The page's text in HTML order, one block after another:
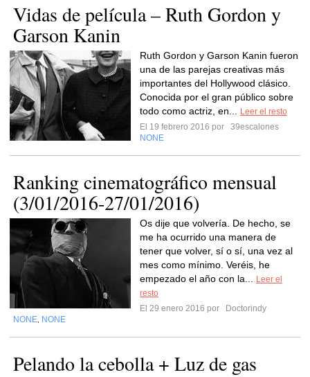
Vidas de película – Ruth Gordon y
Garson Kanin
Ruth Gordon y Garson Kanin fueron
una de las parejas creativas más
importantes del Hollywood clásico.
Conocida por el gran público sobre
todo como actriz, en...
Leer el resto
El 19 febrero 2016 por
39escalones
NONE
Ranking cinematográfico mensual
(3/01/2016-27/01/2016)
Os dije que volvería. De hecho, se
me ha ocurrido una manera de
tener que volver, sí o sí, una vez al
mes como mínimo. Veréis, he
empezado el año con la...
Leer el
resto
El 29 enero 2016 por
Doctorindy
NONE NONE
Pelando la cebolla + Luz de gas